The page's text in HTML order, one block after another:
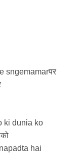
sngemamarपर
ki dunia ko
hai